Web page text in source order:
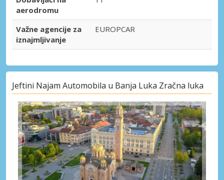
aerodromu
Važne agencije za
iznajmljivanje
EUROPCAR
Jeftini Najam Automobila u Banja Luka Zračna luka